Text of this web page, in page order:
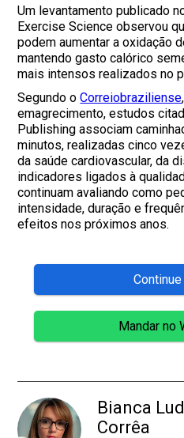
Um levantamento publicado
Exercise Science observou
podem aumentar a oxidação
mantendo gasto calórico
mais intensos realizados no
Segundo oCorreiobraziliense
emagrecimento, estudos
Publishing associam
minutos, realizadas cinco
da saúde cardiovascular, da
indicadores ligados à
continuam avaliando como
intensidade, duração e
efeitos nos próximos anos.
Mandar no
Bianca
Corrêa